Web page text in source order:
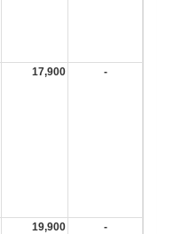
17,900 -
19,900 -